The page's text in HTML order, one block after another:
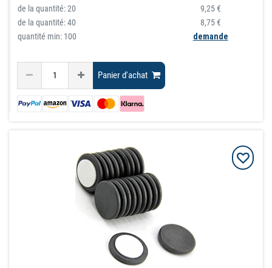
de la quantité:20
9,25 €
de la quantité:40
8,75 €
quantité min: 100
demande
Panier d'achat